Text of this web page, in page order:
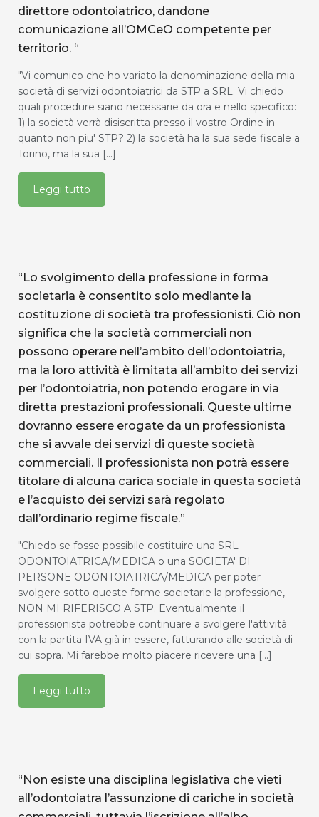
direttore odontoiatrico, dandone
comunicazione all’OMCeO competente per
territorio. “
"Vi comunico che ho variato la denominazione della mia
società di servizi odontoiatrici da STP a SRL. Vi chiedo
quali procedure siano necessarie da ora e nello specifico:
1) la società verrà disiscritta presso il vostro Ordine in
quanto non piu' STP? 2) la società ha la sua sede fiscale a
Torino, ma la sua [...]
Leggi tutto
“Lo svolgimento della professione in forma
societaria è consentito solo mediante la
costituzione di società tra professionisti. Ciò non
significa che la società commerciali non
possono operare nell’ambito dell’odontoiatria,
ma la loro attività è limitata all’ambito dei servizi
per l’odontoiatria, non potendo erogare in via
diretta prestazioni professionali. Queste ultime
dovranno essere erogate da un professionista
che si avvale dei servizi di queste società
commerciali. Il professionista non potrà essere
titolare di alcuna carica sociale in questa società
e l’acquisto dei servizi sarà regolato
dall’ordinario regime fiscale.”
"Chiedo se fosse possibile costituire una SRL
ODONTOIATRICA/MEDICA o una SOCIETA' DI
PERSONE ODONTOIATRICA/MEDICA per poter
svolgere sotto queste forme societarie la professione,
NON MI RIFERISCO A STP. Eventualmente il
professionista potrebbe continuare a svolgere l'attività
con la partita IVA già in essere, fatturando alle società di
cui sopra. Mi farebbe molto piacere ricevere una [...]
Leggi tutto
“Non esiste una disciplina legislativa che vieti
all’odontoiatra l’assunzione di cariche in società